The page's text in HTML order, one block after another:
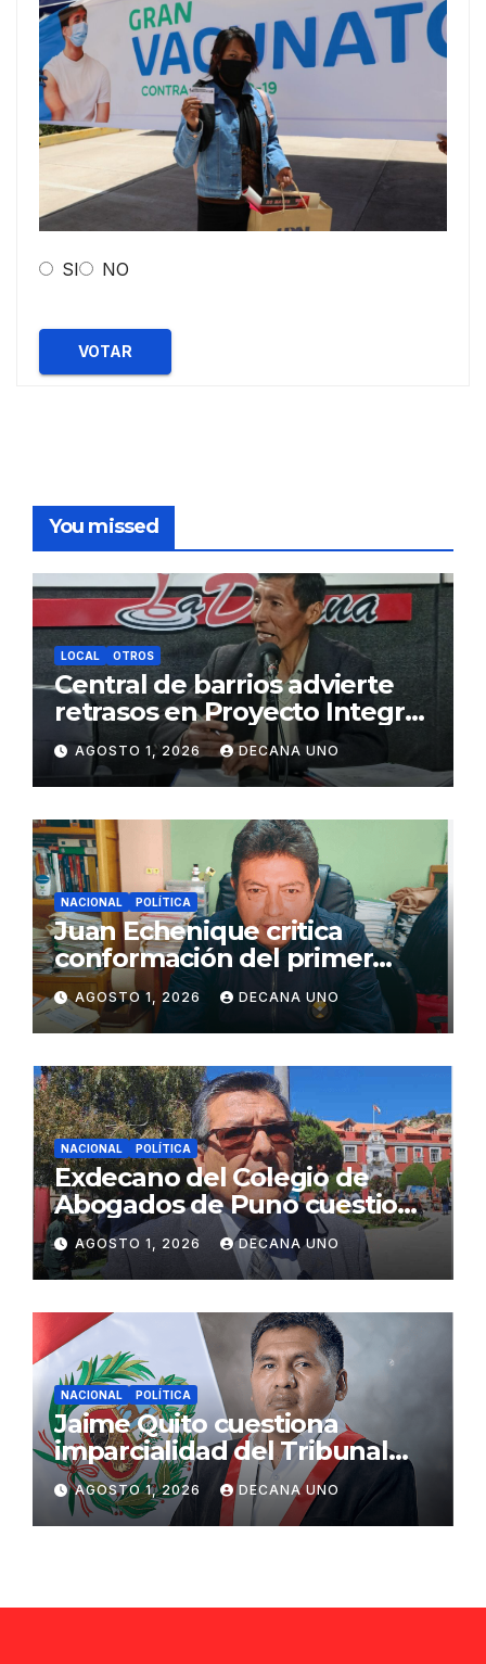
SI NO
VOTAR
You missed
LOCAL OTROS
Central de barrios advierte
retrasos en Proyecto Integral
de Agua y Alcantarillado para
Juliaca
AGOSTO 1, 2026 DECANA UNO
NACIONAL POLÍTICA
Juan Echenique critica
conformación del primer
gabinete ministerial de Keiko
Fujimori
AGOSTO 1, 2026 DECANA UNO
NACIONAL POLÍTICA
Exdecano del Colegio de
Abogados de Puno cuestiona
propuestas sobre seguridad
ciudadana
AGOSTO 1, 2026 DECANA UNO
NACIONAL POLÍTICA
Jaime Quito cuestiona
imparcialidad del Tribunal
Constitucional tras liberación
de Ollanta Humala
AGOSTO 1, 2026 DECANA UNO